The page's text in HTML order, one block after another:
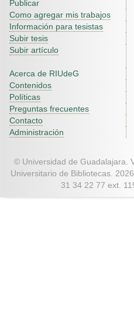
Publicar
Como agregar mis trabajos
Información para tesistas
Subir tesis
Subir artículo
Acerca de RIUdeG
Contenidos
Políticas
Preguntas frecuentes
Contacto
Administración
© Universidad de Guadalajara.
Universitario de Bibliotecas. 2026.
31 34 22 77 ext.